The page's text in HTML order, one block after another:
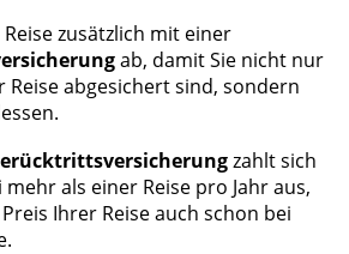
zusätzlich mit einer
ab, damit Sie nicht nur
Reise abgesichert sind, sondern
zahlt sich
als einer Reise pro Jahr aus,
Ihrer Reise auch schon bei